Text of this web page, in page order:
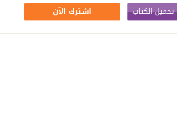
تحميل الكتاب اشترك الآن